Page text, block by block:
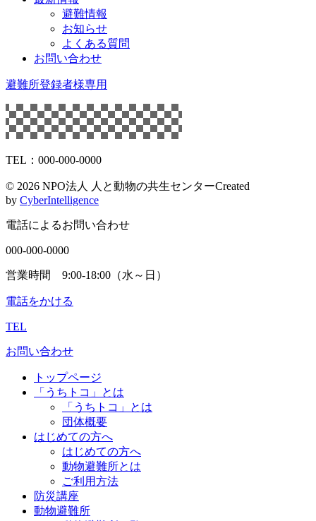
避難情報
お知らせ
よくある質問
お問い合わせ
避難所登録者様専用
TEL：000-000-0000
© 2026 NPO法人 人と動物の共生センターCreated
by CyberIntelligence
電話によるお問い合わせ
000-000-0000
営業時間 9:00-18:00（水～日）
電話をかける
TEL
お問い合わせ
トップページ
「うちトコ」とは
「うちトコ」とは
団体概要
はじめての方へ
はじめての方へ
動物避難所とは
ご利用方法
防災講座
動物避難所